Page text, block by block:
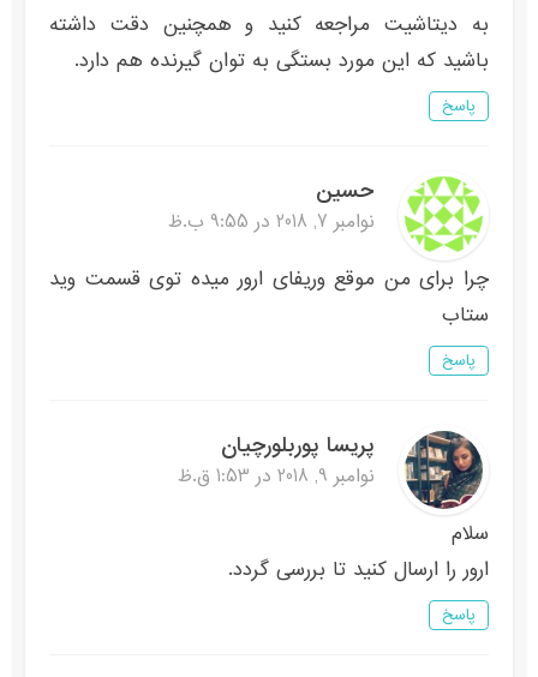
به دیتاشیت مراجعه کنید و همچنین دقت داشته
باشید که این مورد بستگی به توان گیرنده هم دارد.
پاسخ
حسین
نوامبر 7, 2018 در 9:55 ب.ظ
چرا برای من موقع وریفای ارور میده توی قسمت وید
ستاب
پاسخ
پریسا پوربلورچیان
نوامبر 9, 2018 در 1:53 ق.ظ
سلام
ارور را ارسال کنید تا بررسی گردد.
پاسخ